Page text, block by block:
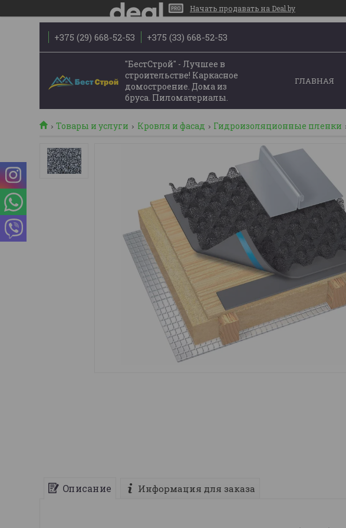
Начать продавать на Deal.by
+375 (29) 668-52-53 +375 (33) 668-52-53
"БестСтрой" - Лучшее в
строительстве! Каркасное
домостроение. Дома из
бруса. Пиломатериалы.
ГЛАВНАЯ
Товары и услуги Кровля и фасад Гидроизоляционные пленки
Описание Информация для заказа